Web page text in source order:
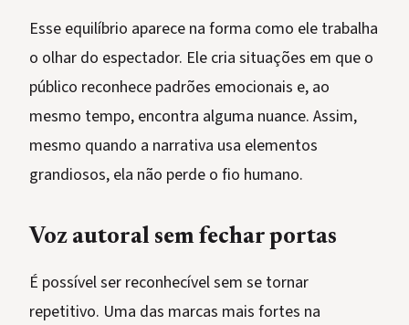
Esse equilíbrio aparece na forma como ele trabalha
o olhar do espectador. Ele cria situações em que o
público reconhece padrões emocionais e, ao
mesmo tempo, encontra alguma nuance. Assim,
mesmo quando a narrativa usa elementos
grandiosos, ela não perde o fio humano.
Voz autoral sem fechar portas
É possível ser reconhecível sem se tornar
repetitivo. Uma das marcas mais fortes na